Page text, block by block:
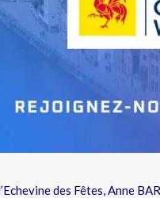
des Fêtes, Anne